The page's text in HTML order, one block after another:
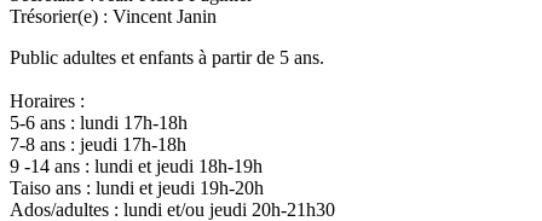
Trésorier(e) : Vincent Janin
Public adultes et enfants à partir de 5 ans.
Horaires :
5-6 ans : lundi 17h-18h
7-8 ans : jeudi 17h-18h
9 -14 ans : lundi et jeudi 18h-19h
Taiso ans : lundi et jeudi 19h-20h
Ados/adultes : lundi et/ou jeudi 20h-21h30